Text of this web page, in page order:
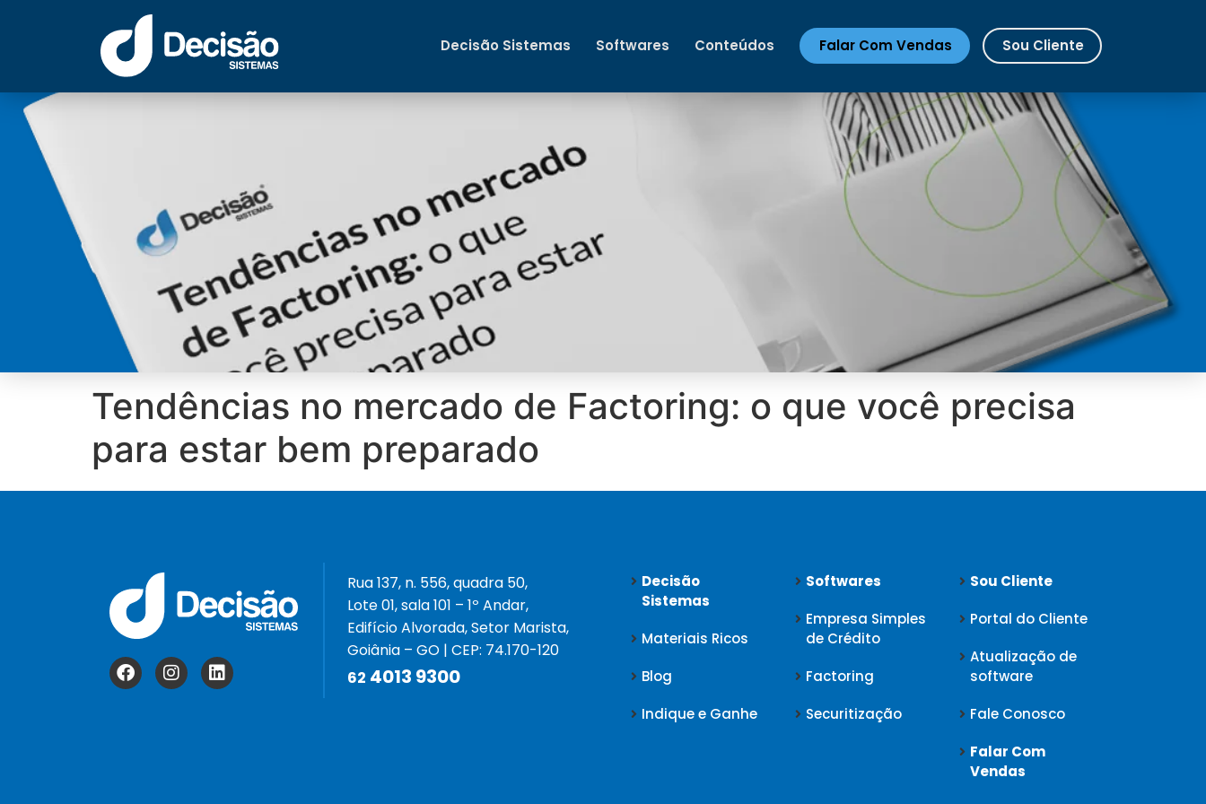
Decisão Sistemas Softwares Conteúdos Falar Com Vendas Sou Cliente
Tendências no mercado de Factoring: o que você precisa
para estar bem preparado
Rua 137, n. 556, quadra 50,
Lote 01, sala 101 – 1º Andar,
Edifício Alvorada, Setor Marista,
Goiânia – GO | CEP: 74.170-120
62 4013 9300
Decisão
Sistemas
Materiais Ricos
Blog
Indique e Ganhe
Softwares
Empresa Simples
de Crédito
Factoring
Securitização
Sou Cliente
Portal do Cliente
Atualização de
software
Fale Conosco
Falar Com
Vendas